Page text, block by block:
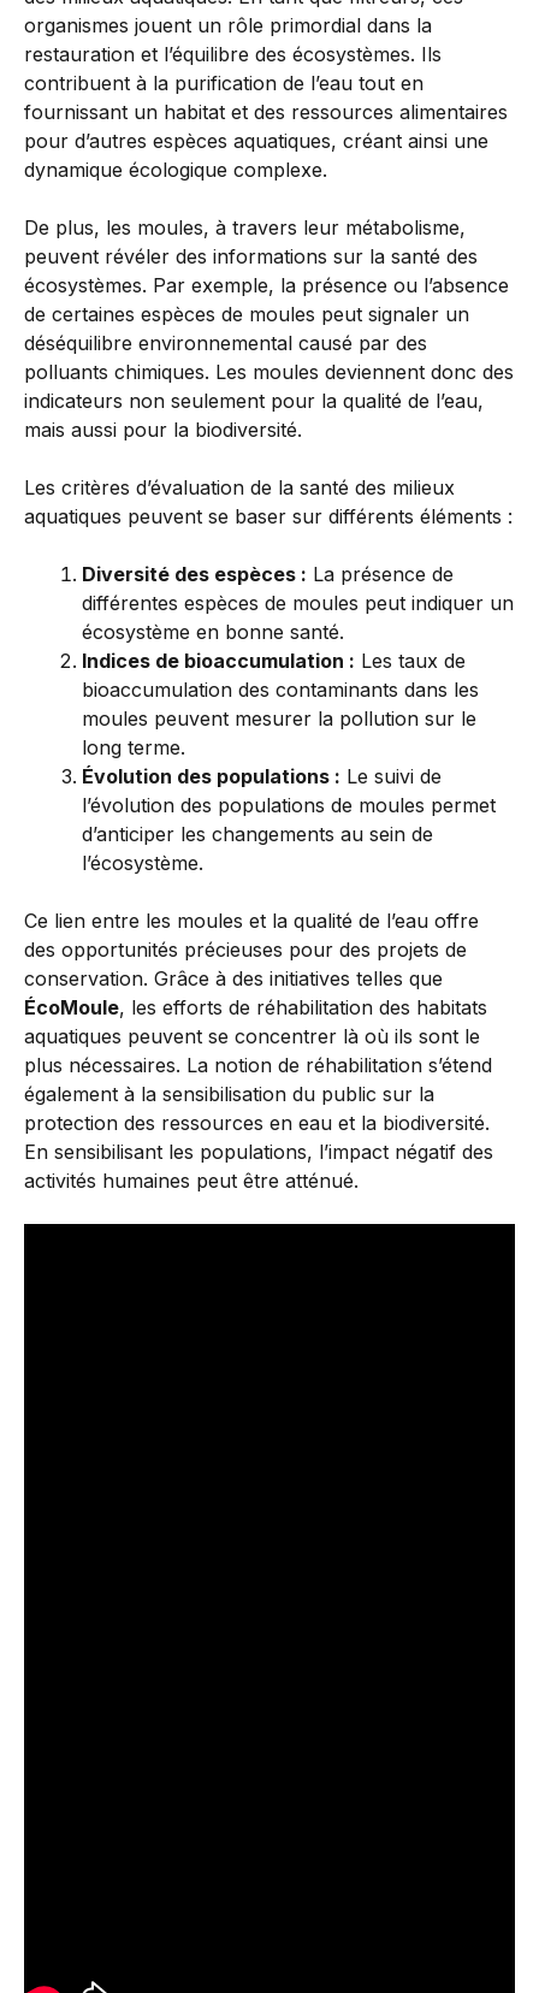
organismes jouent un rôle primordial dans la
restauration et l’équilibre des écosystèmes. Ils
contribuent à la purification de l’eau tout en
fournissant un habitat et des ressources alimentaires
pour d’autres espèces aquatiques, créant ainsi une
dynamique écologique complexe.
De plus, les moules, à travers leur métabolisme,
peuvent révéler des informations sur la santé des
écosystèmes. Par exemple, la présence ou l’absence
de certaines espèces de moules peut signaler un
déséquilibre environnemental causé par des
polluants chimiques. Les moules deviennent donc des
indicateurs non seulement pour la qualité de l’eau,
mais aussi pour la biodiversité.
Les critères d’évaluation de la santé des milieux
aquatiques peuvent se baser sur différents éléments :
Diversité des espèces : La présence de
différentes espèces de moules peut indiquer un
écosystème en bonne santé.
Indices de bioaccumulation : Les taux de
bioaccumulation des contaminants dans les
moules peuvent mesurer la pollution sur le
long terme.
Évolution des populations : Le suivi de
l’évolution des populations de moules permet
d’anticiper les changements au sein de
l’écosystème.
Ce lien entre les moules et la qualité de l’eau offre
des opportunités précieuses pour des projets de
conservation. Grâce à des initiatives telles que
ÉcoMoule, les efforts de réhabilitation des habitats
aquatiques peuvent se concentrer là où ils sont le
plus nécessaires. La notion de réhabilitation s’étend
également à la sensibilisation du public sur la
protection des ressources en eau et la biodiversité.
En sensibilisant les populations, l’impact négatif des
activités humaines peut être atténué.